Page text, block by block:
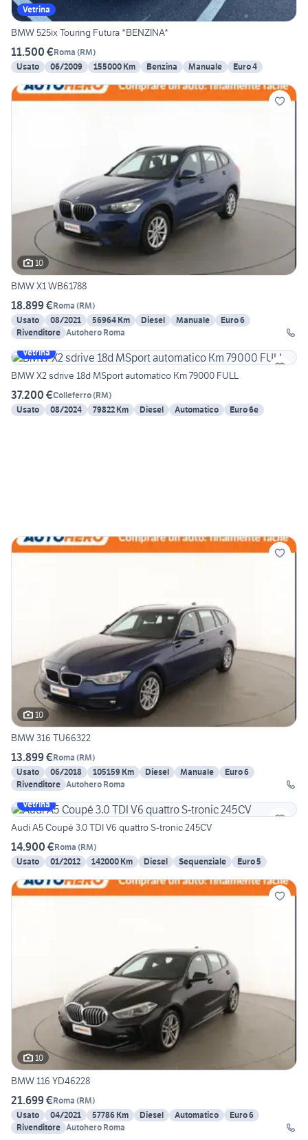
Vetrina
BMW 525ix Touring Futura *BENZINA*
11.500 €Roma (RM)
Usato
06/2009 155000 Km Benzina Manuale Euro 4
10
BMW X1 WB61788
18.899 €Roma (RM)
Usato
08/2021 56964 Km Diesel Manuale
Euro 6
Rivenditore Autohero Roma
Vetrina
BMW X2 sdrive 18d MSport automatico Km 79000 FULL
37.200 €Colleferro(RM)
Usato
08/2024 79822 Km Diesel Automatico Euro 6e
10
BMW 316 TU66322
13.899 €Roma (RM)
Usato
06/2018 105159 Km Diesel Manuale
Euro 6
Rivenditore Autohero Roma
Vetrina
Audi A5 Coupé 3.0 TDI V6 quattro S-tronic 245CV
14.900 €Roma (RM)
Usato
01/2012 142000 Km Diesel Sequenziale Euro 5
10
BMW 116 YD46228
21.699 €Roma (RM)
Usato
04/2021 57786 Km Diesel Automatico
Euro 6
Rivenditore Autohero Roma